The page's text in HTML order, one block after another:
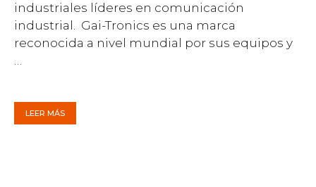
industriales líderes en comunicación
industrial. Gai-Tronics es una marca
reconocida a nivel mundial por sus equipos y
…
LEER MÁS